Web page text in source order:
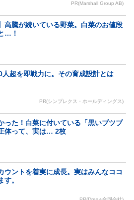
PR(Marshall Group AB)
高騰が続いている野菜。白菜のお値段
…！
人超を即戦力に。その育成設計とは
PR(シンプレクス・ホールディングス)
った！白菜に付いている「黒いブツブ
体って、実は… 2枚
ウントを着実に成長。実はみんなココ
す。